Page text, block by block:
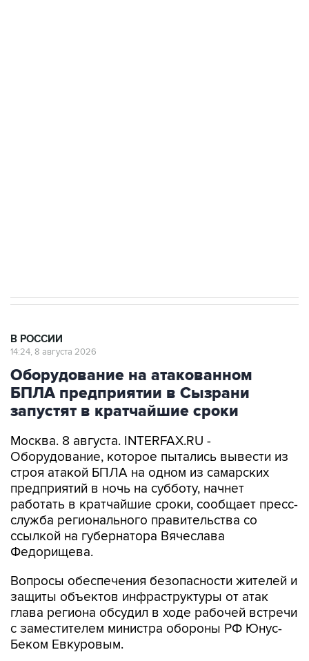
В РОССИИ
14:24, 8 августа 2026
Оборудование на атакованном
БПЛА предприятии в Сызрани
запустят в кратчайшие сроки
Москва. 8 августа. INTERFAX.RU -
Оборудование, которое пытались вывести из
строя атакой БПЛА на одном из самарских
предприятий в ночь на субботу, начнет
работать в кратчайшие сроки, сообщает пресс-
служба регионального правительства со
ссылкой на губернатора Вячеслава
Федорищева.
Вопросы обеспечения безопасности жителей и
защиты объектов инфраструктуры от атак
глава региона обсудил в ходе рабочей встречи
с заместителем министра обороны РФ Юнус-
Беком Евкуровым.